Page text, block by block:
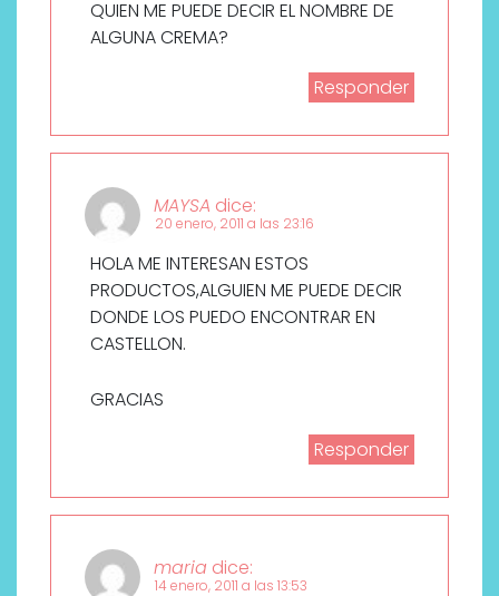
QUIEN ME PUEDE DECIR EL NOMBRE DE
ALGUNA CREMA?
Responder
MAYSA dice:
20 enero, 2011 a las 23:16
HOLA ME INTERESAN ESTOS
PRODUCTOS,ALGUIEN ME PUEDE DECIR
DONDE LOS PUEDO ENCONTRAR EN
CASTELLON.
GRACIAS
Responder
maria dice:
14 enero, 2011 a las 13:53